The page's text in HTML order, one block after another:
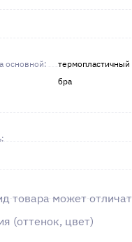
что нужно, прямо сейчас. Ваше
приоритет! ✨
основной:
бра
товара может
(оттенок, цвет)